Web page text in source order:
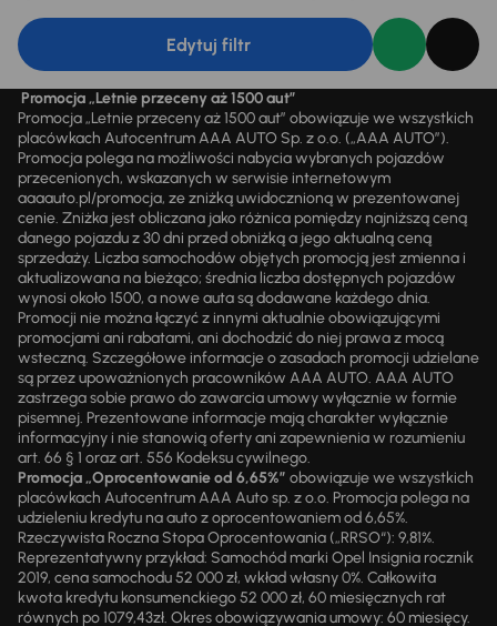
Edytuj filtr
Promocja „Letnie przeceny aż 1500 aut”
Promocja „Letnie przeceny aż 1500 aut” obowiązuje we wszystkich
placówkach Autocentrum AAA AUTO Sp. z o.o. („AAA AUTO”).
Promocja polega na możliwości nabycia wybranych pojazdów
przecenionych, wskazanych w serwisie internetowym
aaaauto.pl/promocja, ze zniżką uwidocznioną w prezentowanej
cenie. Zniżka jest obliczana jako różnica pomiędzy najniższą ceną
danego pojazdu z 30 dni przed obniżką a jego aktualną ceną
sprzedaży. Liczba samochodów objętych promocją jest zmienna i
aktualizowana na bieżąco; średnia liczba dostępnych pojazdów
wynosi około 1500, a nowe auta są dodawane każdego dnia.
Promocji nie można łączyć z innymi aktualnie obowiązującymi
promocjami ani rabatami, ani dochodzić do niej prawa z mocą
wsteczną. Szczegółowe informacje o zasadach promocji udzielane
są przez upoważnionych pracowników AAA AUTO. AAA AUTO
zastrzega sobie prawo do zawarcia umowy wyłącznie w formie
pisemnej. Prezentowane informacje mają charakter wyłącznie
informacyjny i nie stanowią oferty ani zapewnienia w rozumieniu
art. 66 § 1 oraz art. 556 Kodeksu cywilnego.
Promocja „Oprocentowanie od 6,65%” obowiązuje we wszystkich
placówkach Autocentrum AAA Auto sp. z o.o. Promocja polega na
udzieleniu kredytu na auto z oprocentowaniem od 6,65%.
Rzeczywista Roczna Stopa Oprocentowania („RRSO“): 9,81%.
Reprezentatywny przykład: Samochód marki Opel Insignia rocznik
2019, cena samochodu 52 000 zł, wkład własny 0%. Całkowita
kwota kredytu konsumenckiego 52 000 zł, 60 miesięcznych rat
równych po 1079,43zł. Okres obowiązywania umowy: 60 miesięcy.